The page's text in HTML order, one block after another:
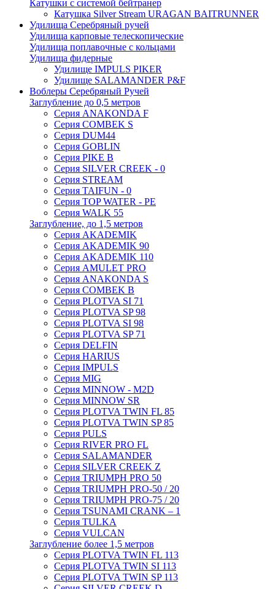
Катушки с системой бейтранер
Катушка Silver Stream URAGAN BAITRUNNER
Удилища Серебряный ручей
Удилища карповые телескопические
Удилища поплавочные с кольцами
Удилища фидерные
Удилище IMPULS PIKER
Удилище SALAMANDER P&F
Воблеры Серебряный Ручей
Заглубление до 0,5 метров
Серия ANAKONDA F
Серия COMBEK S
Серия DUM44
Серия GOBLIN
Серия PIKE B
Серия SILVER CREEK - 0
Серия STREAM
Серия TAIFUN - 0
Серия TOP WATER - PE
Серия WALK 55
Заглубление, до 1,5 метров
Серия AKADEMIK
Серия AKADEMIK 90
Серия AKADEMIK 110
Серия AMULET PRO
Серия ANAKONDA S
Серия COMBEK B
Серия PLOTVA SI 71
Серия PLOTVA SP 98
Серия PLOTVA SI 98
Серия PLOTVA SP 71
Серия DELFIN
Серия HARIUS
Серия IMPULS
Серия MIG
Серия MINNOW - M2D
Серия MINNOW SR
Серия PLOTVA TWIN FL 85
Серия PLOTVA TWIN SP 85
Серия PULS
Серия RIVER PRO FL
Серия SALAMANDER
Серия SILVER CREEK Z
Серия TRIUMPH PRO 50
Серия TRIUMPH PRO-50 / 20
Серия TRIUMPH PRO-75 / 20
Серия TSUNAMI CRANK – 1
Серия TULKA
Серия VULCAN
Заглубление более 1,5 метров
Серия PLOTVA TWIN FL 113
Серия PLOTVA TWIN SI 113
Серия PLOTVA TWIN SP 113